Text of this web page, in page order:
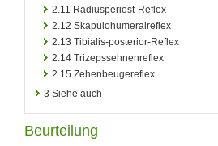
2.11 Radiusperiost-Reflex
2.12 Skapulohumeralreflex
2.13 Tibialis-posterior-Reflex
2.14 Trizepssehnenreflex
2.15 Zehenbeugereflex
3 Siehe auch
Beurteilung